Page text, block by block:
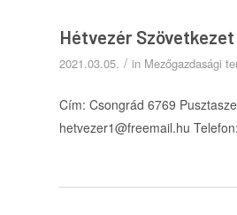
Hétvezér Szövetkezet
2021.03.05. / in Mezőgazdasági
Cím: Csongrád 6769
hetvezer1@freemail.hu